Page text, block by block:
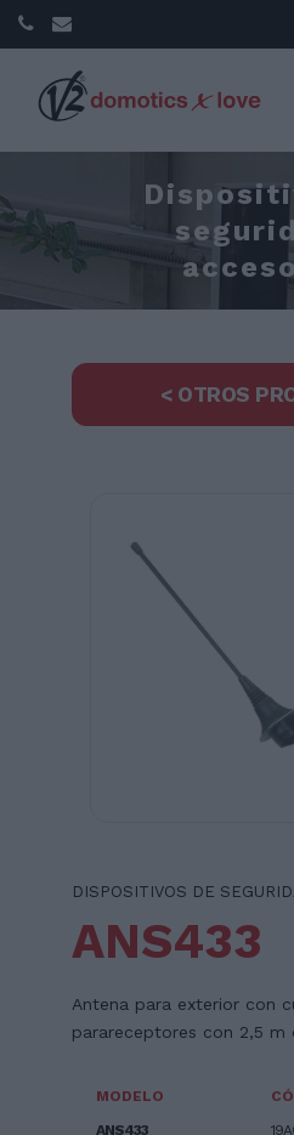
< OTROS
DISPOSITIVOS DE
ANS433
Antena para exterior con
parareceptores con 2,5 m
MODELO
ANS433